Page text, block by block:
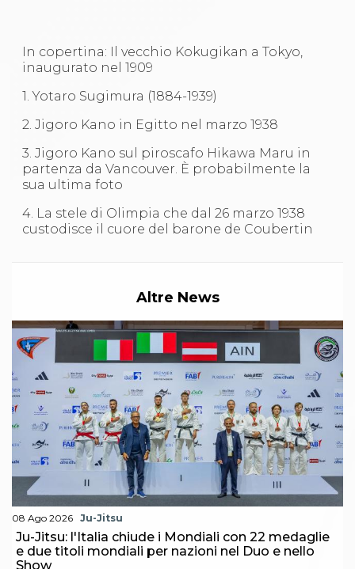
In copertina: Il vecchio Kokugikan a Tokyo,
inaugurato nel 1909
1. Yotaro Sugimura (1884-1939)
2. Jigoro Kano in Egitto nel marzo 1938
3. Jigoro Kano sul piroscafo Hikawa Maru in
partenza da Vancouver. È probabilmente la
sua ultima foto
4. La stele di Olimpia che dal 26 marzo 1938
custodisce il cuore del barone de Coubertin
Altre News
08 Ago 2026 Ju-Jitsu
Ju-Jitsu: l'Italia chiude i Mondiali con 22 medaglie
e due titoli mondiali per nazioni nel Duo e nello
Show